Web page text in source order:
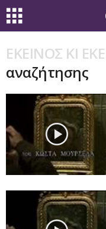
ΕΚΕΙΝΟΣ ΚΙ
αναζήτησης